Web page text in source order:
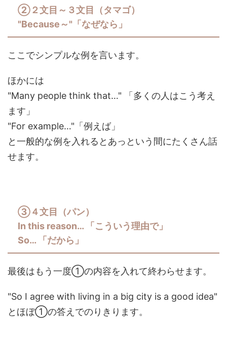
②２文目～３文目（タマゴ）
"Because～"「なぜなら」
ここでシンプルな例を言います。
ほかには
"Many people think that…" 「多くの人はこう考え
ます」
"For example…"「例えば」
と一般的な例を入れるとあっという間にたくさん話
せます。
③４文目（パン）
In this reason… 「こういう理由で」
So… 「だから」
最後はもう一度①の内容を入れて終わらせます。
"So I agree with living in a big city is a good idea"
とほぼ①の答えでのりきります。